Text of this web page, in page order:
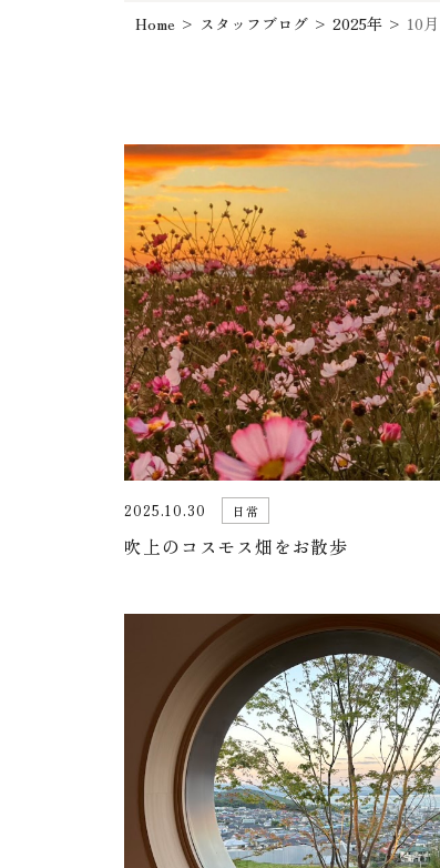
Home > スタッフブログ >2025年 > 10月
2025.10.30 日常
吹上のコスモス畑をお散歩